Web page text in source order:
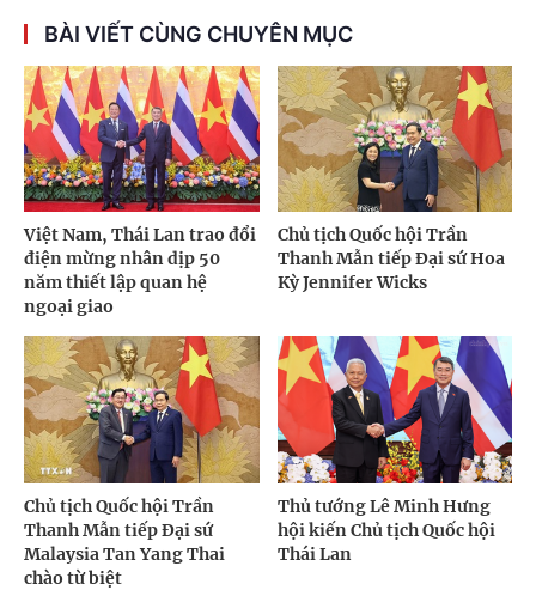
BÀI VIẾT CÙNG CHUYÊN MỤC
Việt Nam, Thái Lan trao đổi
điện mừng nhân dịp 50
năm thiết lập quan hệ
ngoại giao
Chủ tịch Quốc hội Trần
Thanh Mẫn tiếp Đại sứ Hoa
Kỳ Jennifer Wicks
Chủ tịch Quốc hội Trần
Thanh Mẫn tiếp Đại sứ
Malaysia Tan Yang Thai
chào từ biệt
Thủ tướng Lê Minh Hưng
hội kiến Chủ tịch Quốc hội
Thái Lan